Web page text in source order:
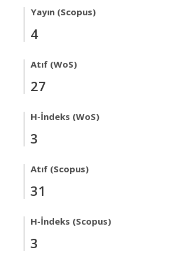
Yayın (Scopus)
4
Atıf (WoS)
27
H-İndeks (WoS)
3
Atıf (Scopus)
31
H-İndeks (Scopus)
3